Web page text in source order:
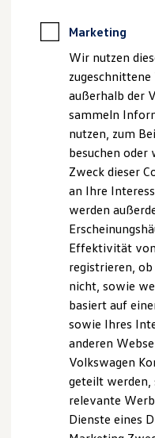
Anpfiff zum
Elektroautos
ID.
Reichweite
Laden
Laden
Laden
Batterie
Sicherheit
Garantie
Kosten und Kauf
E-Auto-
Software und
Die ID.
ID.
Digitale
Ganz
Rundum sicher: der
Bevor ein
übergeben
Marketing
Wir nutzen
außerhalb der
sammeln
nutzen, zum
besuchen oder
Zweck dieser
an Ihre
werden
Effektivität von
registrieren,
nicht, sowie
basiert auf
sowie Ihres
anderen
Volkswagen
geteilt werden,
relevante
Dienste eines